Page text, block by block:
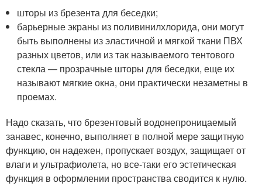
шторы из брезента для беседки;
барьерные экраны из поливинилхлорида, они могут
быть выполнены из эластичной и мягкой ткани ПВХ
разных цветов, или из так называемого тентового
стекла — прозрачные шторы для беседки, еще их
называют мягкие окна, они практически незаметны в
проемах.
Надо сказать, что брезентовый водонепроницаемый
занавес, конечно, выполняет в полной мере защитную
функцию, он надежен, пропускает воздух, защищает от
влаги и ультрафиолета, но все-таки его эстетическая
функция в оформлении пространства сводится к нулю.